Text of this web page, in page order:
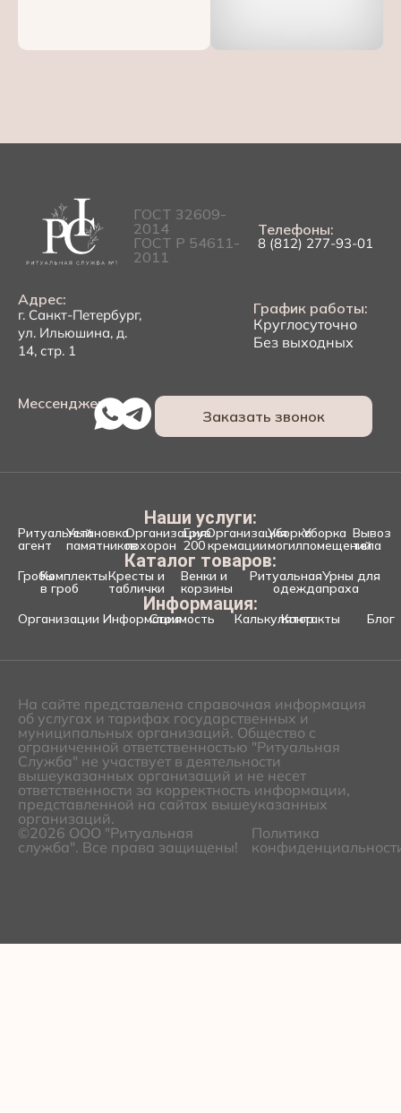
ГОСТ 32609-
2014
ГОСТ Р 54611-
2011
Телефоны:
8 (812) 277-93-01
Адрес:
г. Санкт-Петербург,
ул. Ильюшина, д.
14, стр. 1
График работы:
Круглосуточно
Без выходных
Мессенджеры:
Заказать звонок
Наши услуги:
Ритуальный
агент
Установка
памятников
Организация
похорон
Груз
200
Организация
кремации
Уборка
могил
Уборка
помещений
Вывоз
тела
Каталог товаров:
ГробыКомплекты
в гроб
Кресты и
таблички
Венки и
корзины
Ритуальная
одежда
Урны для
праха
Информация:
Организации ИнформацияСтоимость Калькулятор
Контакты Блог
На сайте представлена справочная информация
об услугах и тарифах государственных и
муниципальных организаций. Общество с
ограниченной ответственностью "Ритуальная
Служба" не участвует в деятельности
вышеуказанных организаций и не несет
ответственности за корректность информации,
представленной на сайтах вышеуказанных
организаций.
©2026 ООО "Ритуальная
служба". Все права защищены!
Политика